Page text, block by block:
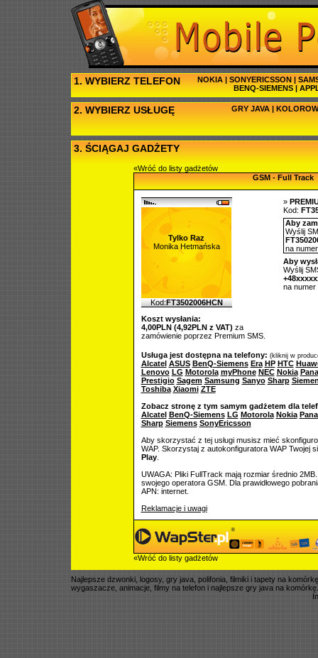
1. WYBIERZ TELEFON NOKIA | SONYERICSSON |
BENQ-SIEMENS |
2. WYBIERZ USŁUGĘ GRY JAVA |
3. ŚCIĄGAJ GADŻETY
«Wróć do listy gadżetów
GSM - Full Track
Tylko Raz
Monika Hetmańska
Kod:FT3502006HCN
Koszt wysłania:
4,00PLN (4,92PLN z VAT) za
zamówienie poprzez Premium SMS.
»
Kod:
Aby
Wyślij
na
Aby
Wyślij
na numer
Usługa jest dostępna na telefony: (kliknij w
Alcatel ASUS BenQ-Siemens Era HP HTC
Lenovo LG Motorola myPhone NEC Nokia
Prestigio Sagem Samsung Sanyo Sharp
Toshiba Xiaomi ZTE
Zobacz stronę z tym samym gadżetem dla
Alcatel BenQ-Siemens LG Motorola Nokia
Sharp Siemens SonyEricsson
Aby skorzystać z tej usługi musisz mieć
WAP. Skorzystaj z autokonfiguratora WAP Twojej
Play.
UWAGA: Pliki FullTrack mają rozmiar średnio
swojego operatora GSM. Dla prawidłowego
APN: internet.
Reklamacje i uwagi
«Wróć do listy gadżetów
Najlepsze dzwonki, logosy, gry java, polifonia, filmiki i tapety na
wygaszacze, animacje, filmy na telefon i najlepsze gry java na